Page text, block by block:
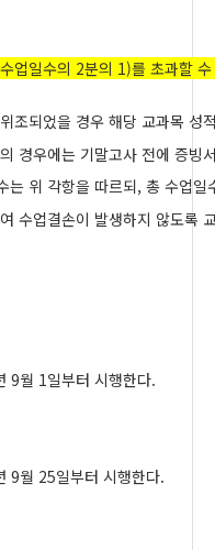
업일수의 2분의 1)를 초과할
조되었을 경우 해당 교과목 성
경우에는 기말고사 전에 증빙
는 위 각항을 따르되, 총 수업일
수업결손이 발생하지 않도록
9월 1일부터 시행한다.
9월 25일부터 시행한다.